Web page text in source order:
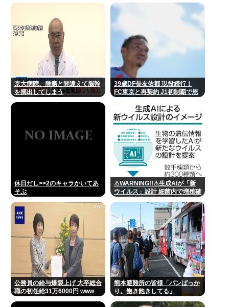
京大病院、腫瘍と間違えて脳幹
を摘出してしまう
39歳DF長友佑都 現役続行！
FC東京と再契約 J1初制覇で恩
休日だし>>2のキャラかいてあ
そぶ
⚠WARNING!!⚠生成AIが「新
ウイルス」設計 細菌内で増殖確
公務員の給与爆裂上げ 大卒総合
職の初任給31万6000円 www
熊本避難所の皆様「パンばっか
り。飽き飽きしてる」